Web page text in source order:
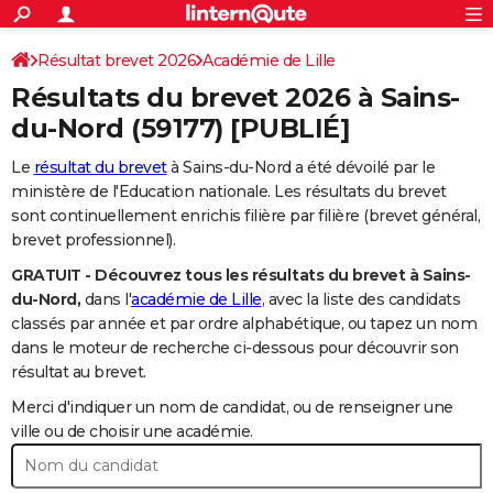
ACTUALITÉS
Politique
Société
Faits Divers
Education
Monde
Villes
+
SPORT
Coupe du monde 2026
Football
Tennis
Cyclisme
Rugby
Forum
CULTURE
FINANCE
Retraite
Impôts
Epargne
Immobilier
Risques naturels par ville
Banque
Assurance
Crédit
Essais
Réserver un essai
Citadines
Berlines
SUV
Forum auto
+
HIGH-TECH
Mobiles
Meilleur smartphone
Internet
Ordinateurs
Jeux vidéo
Guide high-tech
+
BRICOLAGE
Forum
Aménagement intérieur
Extérieur
Cuisine
Salle de bains
Jardinage
Rangement
+ WEEK-END
Guides de France
Escapades
Patrimoine
Expositions
Musées
Week-end nature
+
Art de vivre
Bien-être
Loisirs
Mode
Modes de vie
+ SANTE
Alimentation
Guide de la santé
Maladies
Médicaments
Sommeil
VOYAGE
S'inscrire
Connexion
Résultat brevet 2026 Académie de Lille
Résultats du brevet 2026 à Sains-
du-Nord (59177) [PUBLIÉ]
Le résultat du brevetà Sains-du-Nord a été dévoilé par le
ministère de l'Education nationale. Les résultats du brevet
sont continuellement enrichis filière par filière (brevet général,
brevet professionnel).
GRATUIT - Découvrez tous les résultats du brevet à Sains-
du-Nord, dans l'académie de Lille, avec la liste des candidats
classés par année et par ordre alphabétique, ou tapez un nom
dans le moteur de recherche ci-dessous pour découvrir son
résultat au brevet.
Merci d'indiquer un nom de candidat, ou de renseigner une
ville ou de choisir une académie.